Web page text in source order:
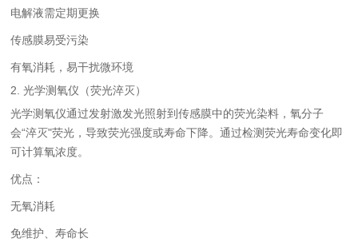
电解液需定期更换
传感膜易受污染
有氧消耗，易干扰微环境
2. 光学测氧仪（荧光淬灭）
光学测氧仪通过发射激发光照射到传感膜中的荧光染料，氧分子
会“淬灭"荧光，导致荧光强度或寿命下降。通过检测荧光寿命变化即
可计算氧浓度。
优点：
无氧消耗
免维护、寿命长